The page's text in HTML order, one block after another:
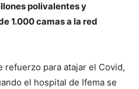
polivalentes y
1.000 camas a la red
refuerzo para atajar el Covid,
el hospital de Ifema se